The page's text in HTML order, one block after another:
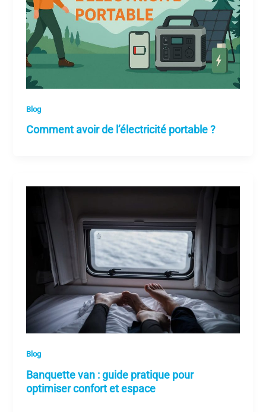
Blog
Comment avoir de l’électricité portable ?
Blog
Banquette van : guide pratique pour
optimiser confort et espace